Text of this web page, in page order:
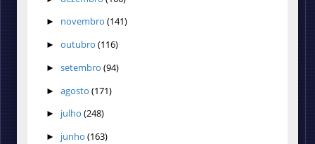
► novembro (141)
► outubro (116)
► setembro (94)
► agosto (171)
► julho (248)
► junho (163)